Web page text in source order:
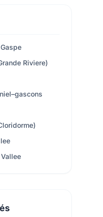
Riviere)